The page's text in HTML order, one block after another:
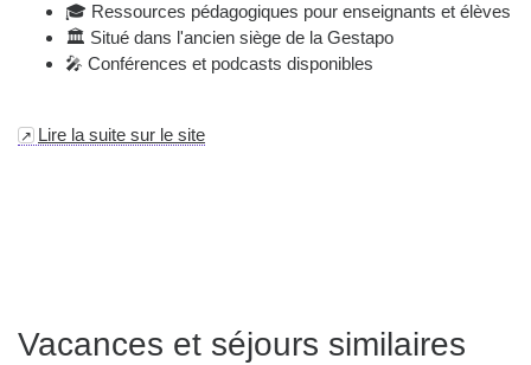
🎓 Ressources pédagogiques pour enseignants et élèves
🏛️ Situé dans l'ancien siège de la Gestapo
🎤 Conférences et podcasts disponibles
Lire la suite sur le site
Vacances et séjours similaires